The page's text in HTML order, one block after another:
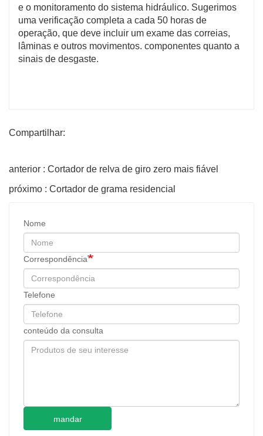
e o monitoramento do sistema hidráulico. Sugerimos
uma verificação completa a cada 50 horas de
operação, que deve incluir um exame das correias,
lâminas e outros movimentos. componentes quanto a
sinais de desgaste.
Compartilhar:
anterior : Cortador de relva de giro zero mais fiável
próximo : Cortador de grama residencial
Nome
Correspondência
Telefone
conteúdo da consulta
mandar